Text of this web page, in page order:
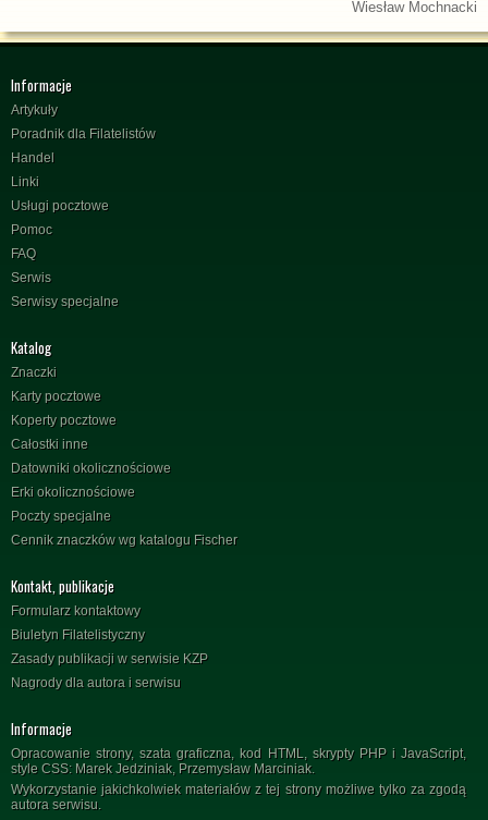
Wiesław Mochnacki
Informacje
Artykuły
Poradnik dla Filatelistów
Handel
Linki
Usługi pocztowe
Pomoc
FAQ
Serwis
Serwisy specjalne
Katalog
Znaczki
Karty pocztowe
Koperty pocztowe
Całostki inne
Datowniki okolicznościowe
Erki okolicznościowe
Poczty specjalne
Cennik znaczków wg katalogu Fischer
Kontakt, publikacje
Formularz kontaktowy
Biuletyn Filatelistyczny
Zasady publikacji w serwisie KZP
Nagrody dla autora i serwisu
Informacje
Opracowanie strony, szata graficzna, kod HTML, skrypty PHP i JavaScript,
style CSS: Marek Jedziniak, Przemysław Marciniak.
Wykorzystanie jakichkolwiek materiałów z tej strony możliwe tylko za zgodą
autora serwisu.